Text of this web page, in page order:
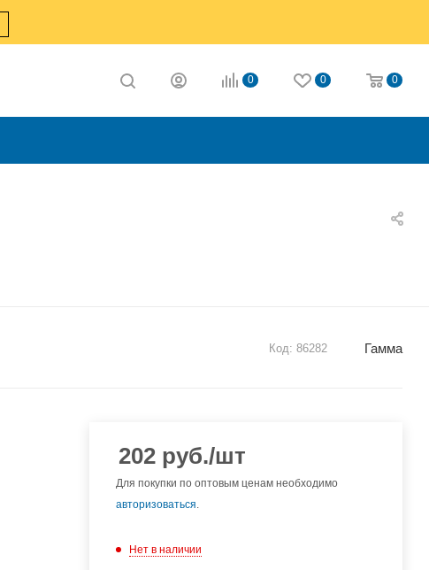
0 0 0
Код: 86282 Гамма
202руб./шт
Для покупки по оптовым ценам необходимо
авторизоваться.
Нет в наличии